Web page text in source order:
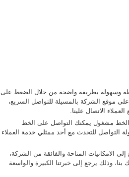
وسهولة بطريقة واضحة من خلال الضغط على
موقع الشركة بالمسيلة للتواصل السريع،
الاتصال علينا.
الخط مشغول يمكنك التواصل على الخط
التواصل للتحدث مع أحد ممثلي خدمة العملاء
الامكانيات المتاحة والفائقة من الشركة،
وذلك يرجع إلى خبرتنا الكبيرة والواسعة